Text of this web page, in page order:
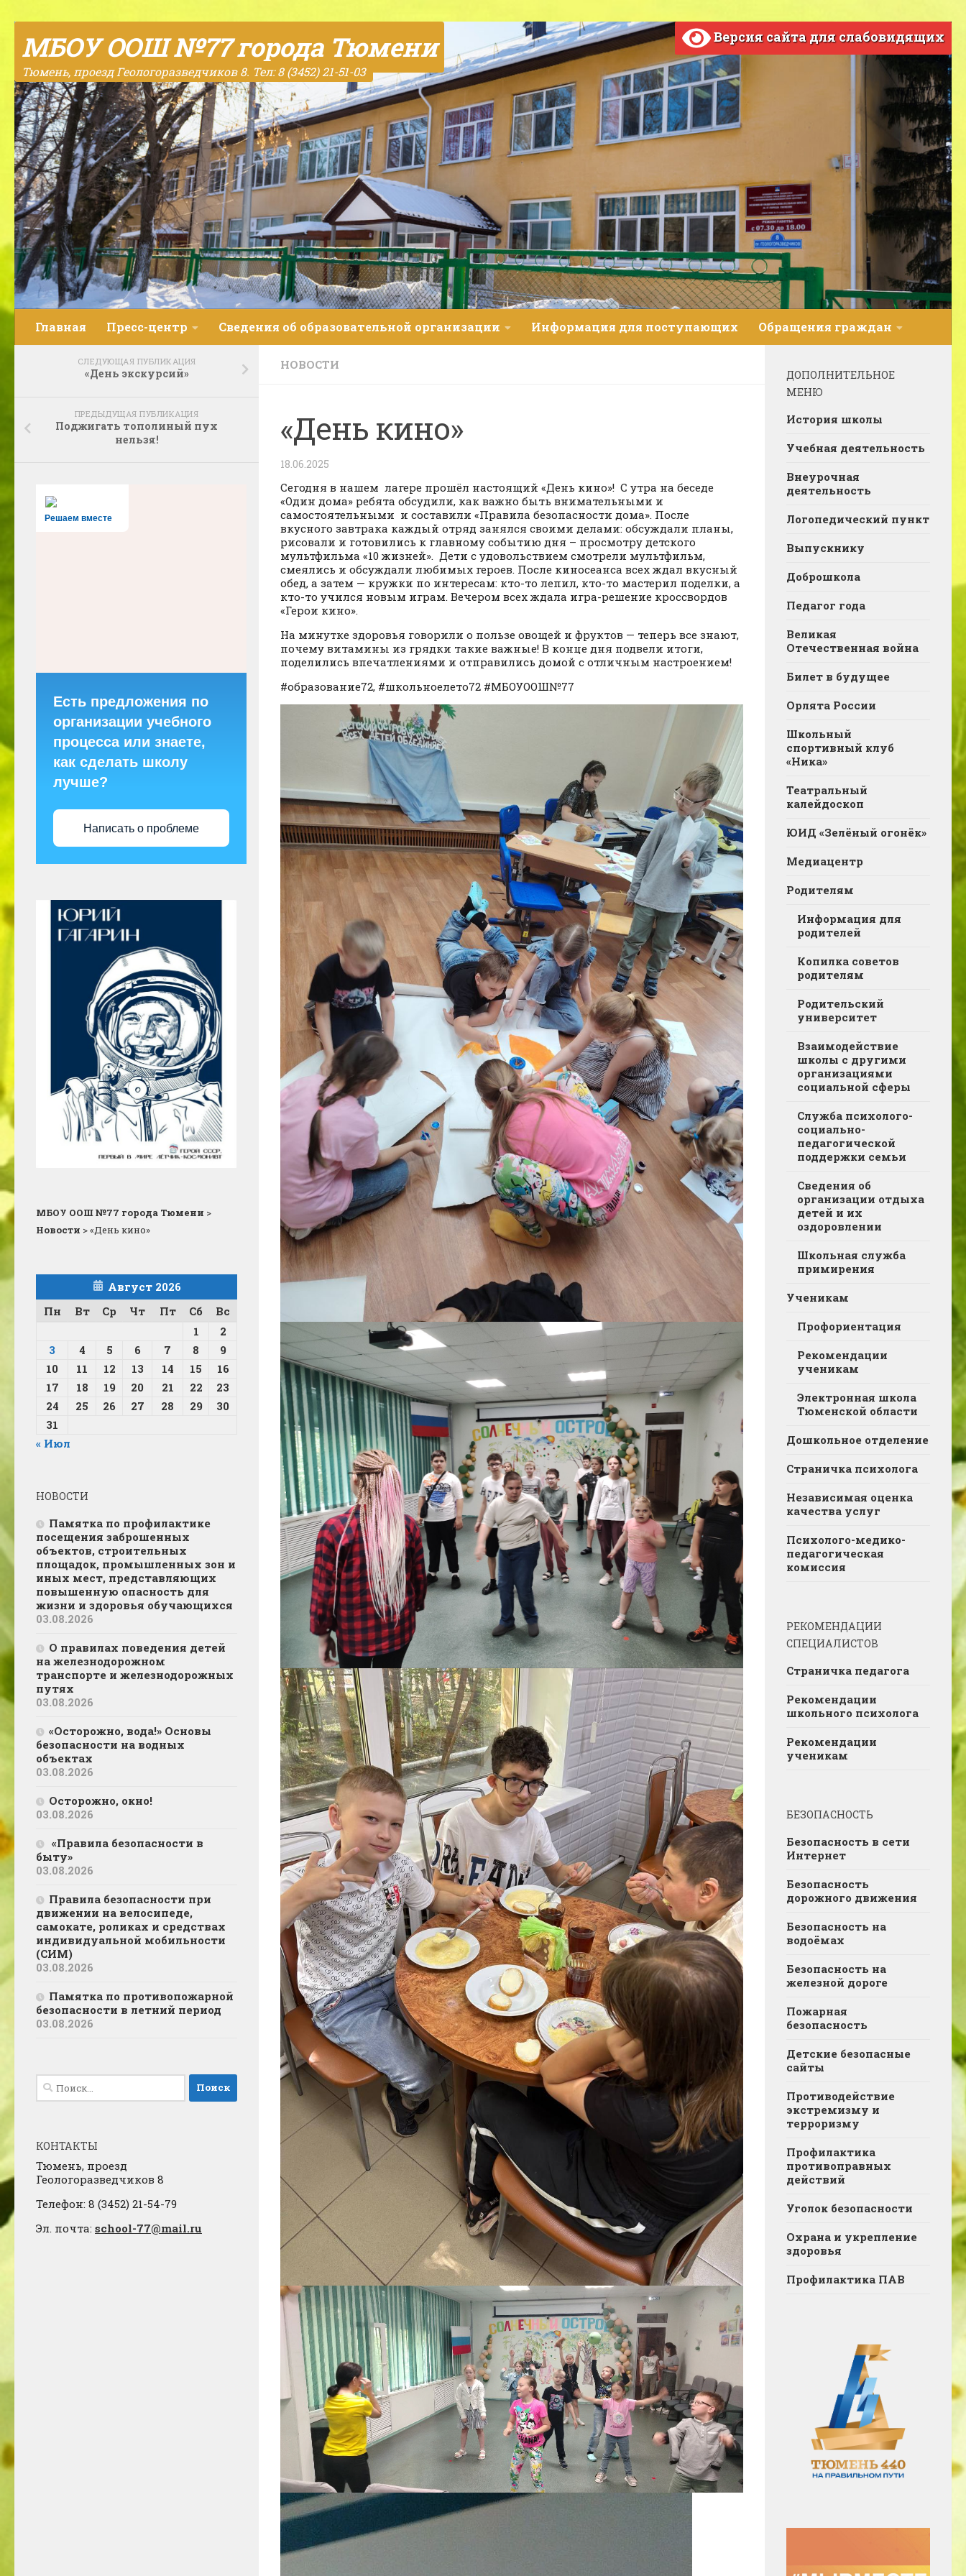
Skip to content
МБОУ ООШ №77 города Тюмени
Тюмень, проезд Геологоразведчиков 8. Тел: 8 (3452) 21-51-03
Версия сайта для слабовидящих
Главная Пресс-центр Сведения об образовательной организации Информация для поступающих Обращения граждан
НОВОСТИ
«День кино»
18.06.2025
Сегодня в нашем лагере прошёл настоящий «День кино»! С утра на беседе
«Один дома» ребята обсудили, как важно быть внимательными и
самостоятельными и составили «Правила безопасности дома». После
вкусного завтрака каждый отряд занялся своими делами: обсуждали планы,
рисовали и готовились к главному событию дня – просмотру детского
мультфильма «10 жизней». Дети с удовольствием смотрели мультфильм,
смеялись и обсуждали любимых героев. После киносеанса всех ждал вкусный
обед, а затем — кружки по интересам: кто-то лепил, кто-то мастерил поделки, а
кто-то учился новым играм. Вечером всех ждала игра-решение кроссвордов
«Герои кино».
На минутке здоровья говорили о пользе овощей и фруктов — теперь все знают,
почему витамины из грядки такие важные! В конце дня подвели итоги,
поделились впечатлениями и отправились домой с отличным настроением!
#образование72, #школьноелето72 #МБОУООШ№77
СЛЕДУЮЩАЯ ПУБЛИКАЦИЯ
«День экскурсий»
ПРЕДЫДУЩАЯ ПУБЛИКАЦИЯ
Поджигать тополиный пух
нельзя!
Решаем вместе
Есть предложения по
организации учебного
процесса или знаете,
как сделать школу
лучше?
Написать о проблеме
МБОУ ООШ №77 города Тюмени >
Новости >«День кино»
Август 2026
Пн
Вт Ср Чт Пт Сб
Вс
1
2
3
4 5 6 7 8
9
10
11 12 13 14 15
16
17
18 19 20 21 22
23
24
25 26 27 28 29
30
31
« Июл
НОВОСТИ
Памятка по профилактике
посещения заброшенных
объектов, строительных
площадок, промышленных зон и
иных мест, представляющих
повышенную опасность для
жизни и здоровья обучающихся
03.08.2026
О правилах поведения детей
на железнодорожном
транспорте и железнодорожных
путях
03.08.2026
«Осторожно, вода!» Основы
безопасности на водных
объектах
03.08.2026
Осторожно, окно!
03.08.2026
«Правила безопасности в
быту»
03.08.2026
Правила безопасности при
движении на велосипеде,
самокате, роликах и средствах
индивидуальной мобильности
(СИМ)
03.08.2026
Памятка по противопожарной
безопасности в летний период
03.08.2026
Найти:
КОНТАКТЫ
Тюмень, проезд
Геологоразведчиков 8
Телефон: 8 (3452) 21-54-79
Эл. почта: school-77@mail.ru
ДОПОЛНИТЕЛЬНОЕ
МЕНЮ
История школы
Учебная деятельность
Внеурочная
деятельность
Логопедический пункт
Выпускнику
Доброшкола
Педагог года
Великая
Отечественная война
Билет в будущее
Орлята России
Школьный
спортивный клуб
«Ника»
Театральный
калейдоскоп
ЮИД «Зелёный огонёк»
Медиацентр
Родителям
Информация для
родителей
Копилка советов
родителям
Родительский
университет
Взаимодействие
школы с другими
организациями
социальной сферы
Служба психолого-
социально-
педагогической
поддержки семьи
Сведения об
организации отдыха
детей и их
оздоровлении
Школьная служба
примирения
Ученикам
Профориентация
Рекомендации
ученикам
Электронная школа
Тюменской области
Дошкольное отделение
Страничка психолога
Независимая оценка
качества услуг
Психолого-медико-
педагогическая
комиссия
РЕКОМЕНДАЦИИ
СПЕЦИАЛИСТОВ
Страничка педагога
Рекомендации
школьного психолога
Рекомендации
ученикам
БЕЗОПАСНОСТЬ
Безопасность в сети
Интернет
Безопасность
дорожного движения
Безопасность на
водоёмах
Безопасность на
железной дороге
Пожарная
безопасность
Детские безопасные
сайты
Противодействие
экстремизму и
терроризму
Профилактика
противоправных
действий
Уголок безопасности
Охрана и укрепление
здоровья
Профилактика ПАВ